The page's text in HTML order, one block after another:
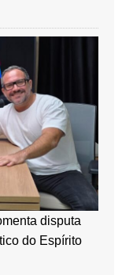
disputa
do Espírito